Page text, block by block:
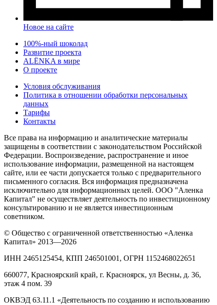
Новое на сайте
100%-ный шоколад
Развитие проекта
ALЁNKA в мире
О проекте
Условия обслуживания
Политика в отношении обработки персональных
данных
Тарифы
Контакты
Все права на информацию и аналитические материалы
защищены в соответствии с законодательством Российской
Федерации. Воспроизведение, распространение и иное
использование информации, размещенной на настоящем
сайте, или ее части допускается только с предварительного
письменного согласия. Вся информация предназначена
исключительно для информационных целей. ООО "Аленка
Капитал" не осуществляет деятельность по инвестиционному
консультированию и не является инвестиционным
советником.
© Общество с ограниченной ответственностью «Аленка
Капитал» 2013—2026
ИНН 2465125454, КПП 246501001, ОГРН 1152468022651
660077, Красноярский край, г. Красноярск, ул Весны, д. 36,
этаж 4 пом. 39
ОКВЭД 63.11.1 «Деятельность по созданию и использованию